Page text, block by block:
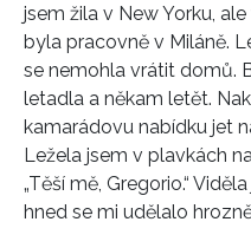
jsem žila v New Yorku,
byla pracovně v Miláně.
se nemohla vrátit domů.
letadla a někam letět.
kamarádovu nabídku jet
Ležela jsem v plavkách
„Těší mě, Gregorio.“
hned se mi udělalo